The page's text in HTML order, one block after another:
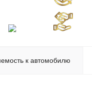
к автомобилю